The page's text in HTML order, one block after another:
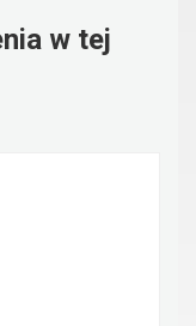
w tej